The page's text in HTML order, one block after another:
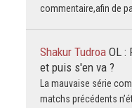
commentaire,afin de
Shakur Tudroa OL :
et puis s'en va ?
La mauvaise série
matchs précédents